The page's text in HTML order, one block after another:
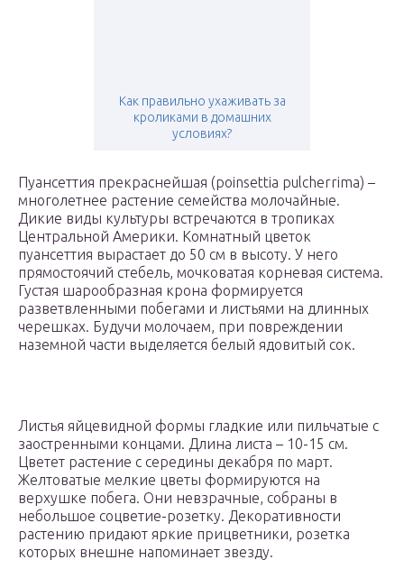
Как правильно ухаживать за
кроликами в домашних
условиях?
Пуансеттия прекраснейшая (poinsettia pulcherrima) –
многолетнее растение семейства молочайные.
Дикие виды культуры встречаются в тропиках
Центральной Америки. Комнатный цветок
пуансеттия вырастает до 50 см в высоту. У него
прямостоячий стебель, мочковатая корневая система.
Густая шарообразная крона формируется
разветвленными побегами и листьями на длинных
черешках. Будучи молочаем, при повреждении
наземной части выделяется белый ядовитый сок.
Листья яйцевидной формы гладкие или пильчатые с
заостренными концами. Длина листа – 10-15 см.
Цветет растение с середины декабря по март.
Желтоватые мелкие цветы формируются на
верхушке побега. Они невзрачные, собраны в
небольшое соцветие-розетку. Декоративности
растению придают яркие прицветники, розетка
которых внешне напоминает звезду.